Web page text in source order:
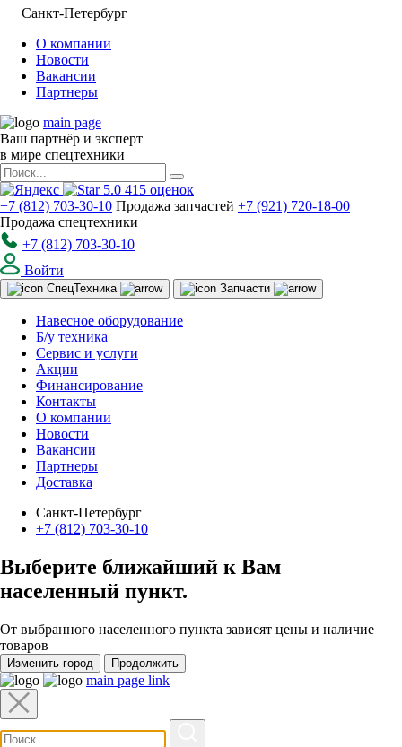
Санкт-Петербург
О компании
Новости
Вакансии
Партнеры
main page
Ваш партнёр и эксперт
в мире спецтехники
5.0 415 оценок
+7 (812) 703-30-10 Продажа запчастей +7 (921) 720-18-00
Продажа спецтехники
+7 (812) 703-30-10
Войти
СпецТехника Запчасти
Навесное оборудование
Б/у техника
Сервис и услуги
Акции
Финансирование
Контакты
О компании
Новости
Вакансии
Партнеры
Доставка
Санкт-Петербург
+7 (812) 703-30-10
Выберите ближайший к Вам
населенный пункт.
От выбранного населенного пункта зависят цены и наличие
товаров
Изменить город Продолжить
main page link